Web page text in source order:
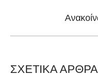
ΣΧΕΤΙΚΑ ΑΡΘΡΑ